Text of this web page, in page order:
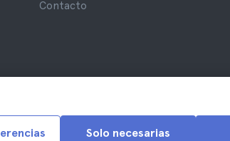
Solo necesarias
Contacto